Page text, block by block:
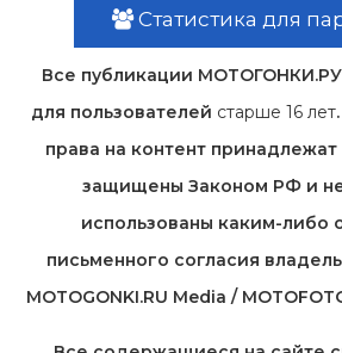
Статистика для
Все публикации
для пользователей старше 16 лет
права на контент
защищены Законом РФ и
использованы каким-либо
письменного согласия
MOTOGONKI.RU Media /